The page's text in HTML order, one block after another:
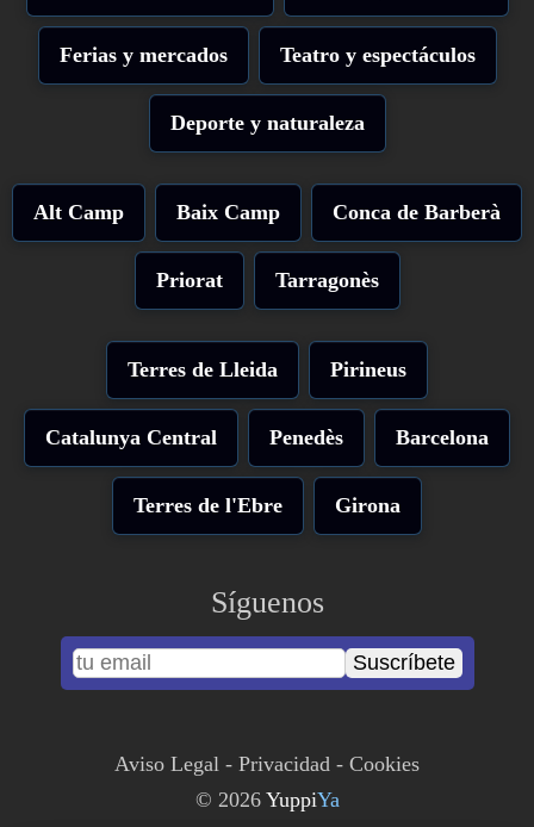
Ferias y mercados Teatro y espectáculos
Deporte y naturaleza
Alt Camp Baix Camp Conca de Barberà
Priorat Tarragonès
Terres de Lleida Pirineus
Catalunya Central Penedès Barcelona
Terres de l'Ebre Girona
Síguenos
Suscríbete
Aviso Legal - Privacidad - Cookies
© 2026 YuppiYa